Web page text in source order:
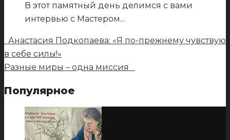
В этот памятный день делимся с вами
интервью с Мастером...
Анастасия Подкопаева: «Я по-прежнему чувствую
в себе силы!»
Разные миры – одна миссия
Популярное